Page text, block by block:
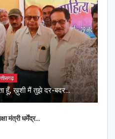
हूँ, ख़ुशी मैं तुझे दर-बदर…
मंत्री धर्मेंद्र…